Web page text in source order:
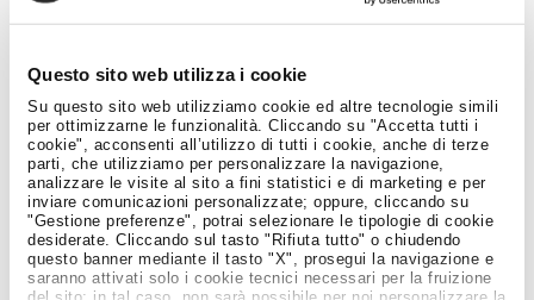
Questo sito web utilizza i cookie
Su questo sito web utilizziamo cookie ed altre tecnologie simili
per ottimizzarne le funzionalità. Cliccando su "Accetta tutti i
cookie", acconsenti all’utilizzo di tutti i cookie, anche di terze
parti, che utilizziamo per personalizzare la navigazione,
analizzare le visite al sito a fini statistici e di marketing e per
inviare comunicazioni personalizzate; oppure, cliccando su
"Gestione preferenze", potrai selezionare le tipologie di cookie
desiderate. Cliccando sul tasto "Rifiuta tutto" o chiudendo
questo banner mediante il tasto "X", prosegui la navigazione e
saranno attivati solo i cookie tecnici necessari per la fruizione
Giovani e Lavoro
PREMIO INGENIO AL FEMMINILE 2026: